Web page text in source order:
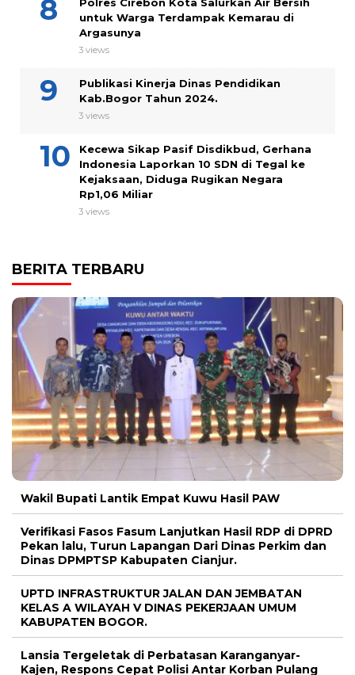
untuk Warga Terdampak Kemarau di
Argasunya
3 views
Publikasi Kinerja Dinas Pendidikan
Kab.Bogor Tahun 2024.
3 views
Kecewa Sikap Pasif Disdikbud, Gerhana
Indonesia Laporkan 10 SDN di Tegal ke
Kejaksaan, Diduga Rugikan Negara
Rp1,06 Miliar
3 views
BERITA TERBARU
Wakil Bupati Lantik Empat Kuwu Hasil PAW
Verifikasi Fasos Fasum Lanjutkan Hasil RDP di DPRD
Pekan lalu, Turun Lapangan Dari Dinas Perkim dan
Dinas DPMPTSP Kabupaten Cianjur.
UPTD INFRASTRUKTUR JALAN DAN JEMBATAN
KELAS A WILAYAH V DINAS PEKERJAAN UMUM
KABUPATEN BOGOR.
Lansia Tergeletak di Perbatasan Karanganyar-
Kajen, Respons Cepat Polisi Antar Korban Pulang